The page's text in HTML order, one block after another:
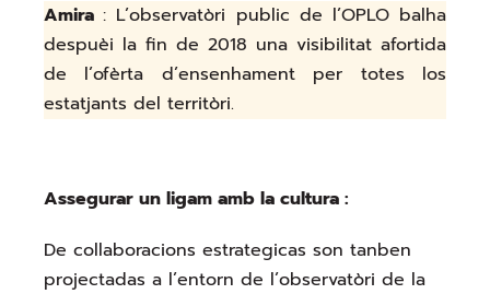
Amira: L’observatòri public de l’OPLO balha
despuèi la fin de 2018 una visibilitat afortida
de l’ofèrta d’ensenhament per totes los
estatjants del territòri.
Assegurar un ligam amb la cultura :
De collaboracions estrategicas son tanben
projectadas a l’entorn de l’observatòri de la